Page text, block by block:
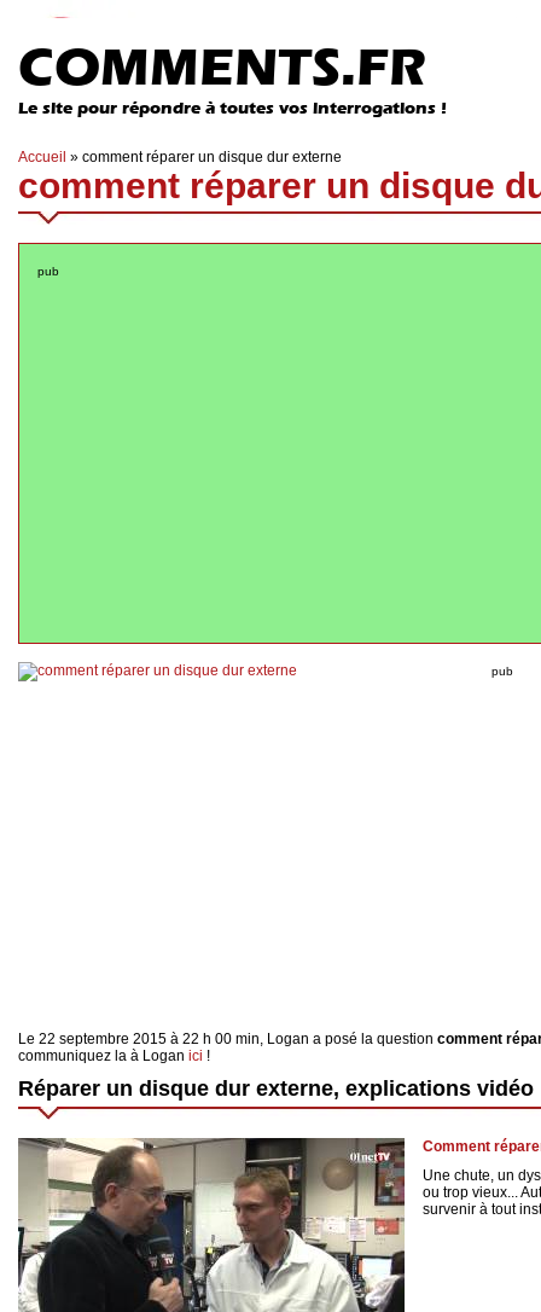
COMMENTS.FR
Le site pour répondre à toutes vos interrogations !
Accueil » comment réparer un disque dur externe
comment réparer un disque
pub
pub
Le 22 septembre 2015 à 22 h 00 min, Logan a posé la question comment
communiquez la à Logan ici !
Réparer un disque dur externe, explications vidéo
Comment
Une chute, un
ou trop vieux...
survenir à tout